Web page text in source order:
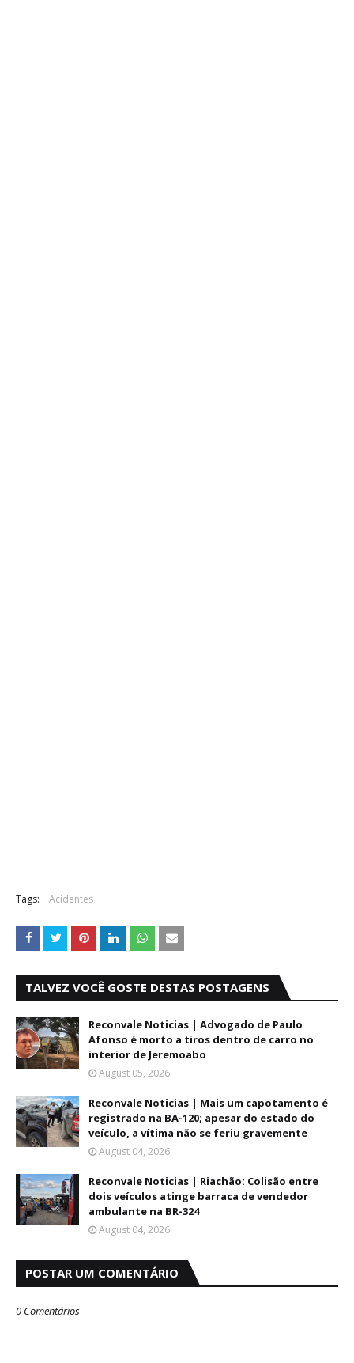
Tags: Acidentes
TALVEZ VOCÊ GOSTE DESTAS POSTAGENS
Reconvale Noticias | Advogado de Paulo
Afonso é morto a tiros dentro de carro no
interior de Jeremoabo
August 05, 2026
Reconvale Noticias | Mais um capotamento é
registrado na BA-120; apesar do estado do
veículo, a vítima não se feriu gravemente
August 04, 2026
Reconvale Noticias | Riachão: Colisão entre
dois veículos atinge barraca de vendedor
ambulante na BR-324
August 04, 2026
POSTAR UM COMENTÁRIO
0 Comentários